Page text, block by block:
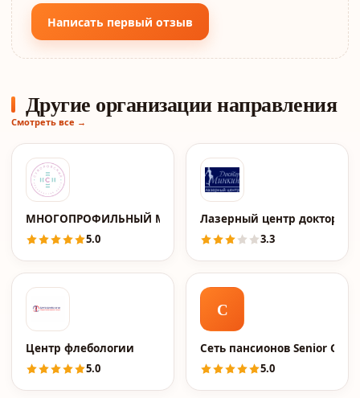
Написать первый отзыв
Другие организации направления
Смотреть все →
МНОГОПРОФИЛЬНЫЙ МЕДИЦИНСКИЙ ЦЕНТР
5.0
Лазерный центр доктора
3.3
Центр флебологии
5.0
С
Сеть пансионов Senior
5.0